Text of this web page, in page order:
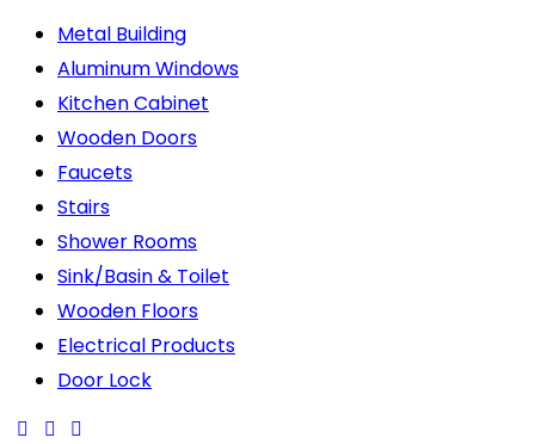
Metal Building
Aluminum Windows
Kitchen Cabinet
Wooden Doors
Faucets
Stairs
Shower Rooms
Sink/Basin & Toilet
Wooden Floors
Electrical Products
Door Lock